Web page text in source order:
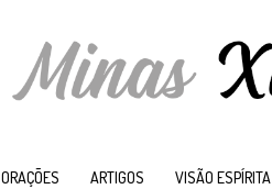
ORAÇÕES ARTIGOS VISÃO ESPÍRITA